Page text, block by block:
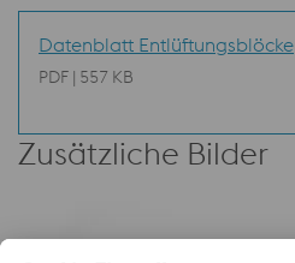
Datenblatt Entlüftungsblöcke
PDF | 557 KB
Zusätzliche Bilder